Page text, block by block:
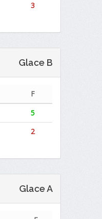
3
Glace B
F
5
2
Glace A